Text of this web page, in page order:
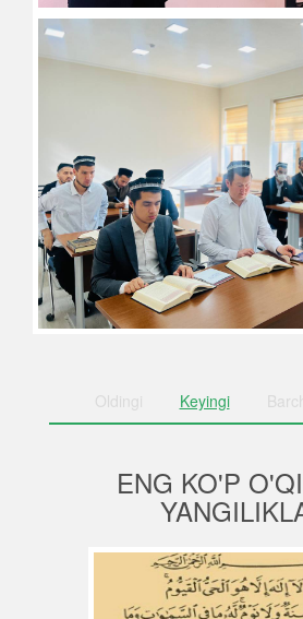
Oldingi Keyingi
ENG KO'P